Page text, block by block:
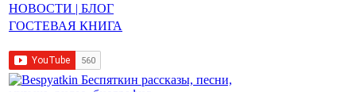
НОВОСТИ | БЛОГ
ГОСТЕВАЯ КНИГА